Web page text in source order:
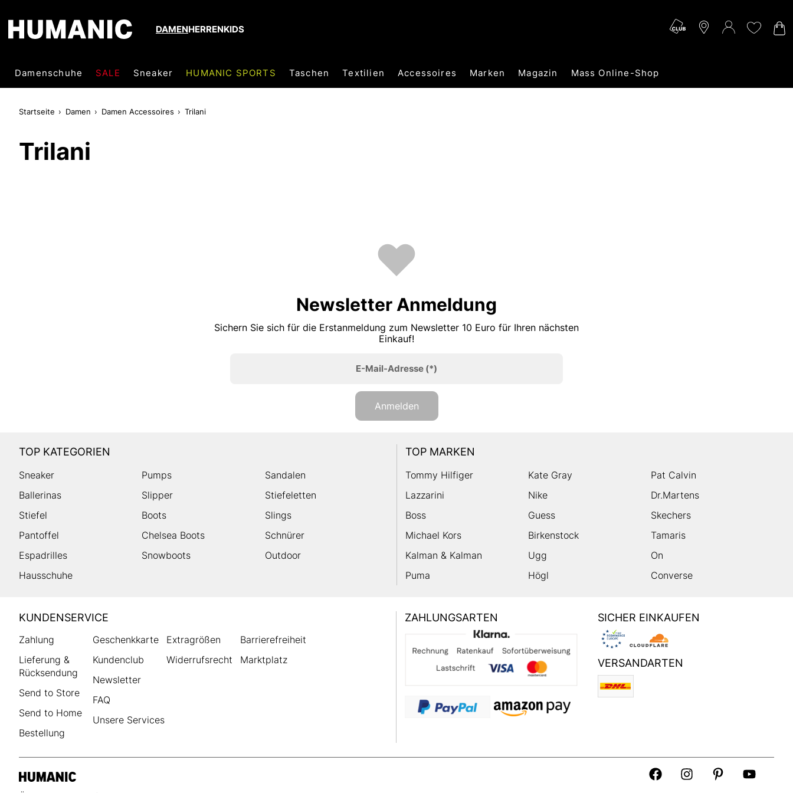
DAMENHERRENKIDS
Damenschuhe SALE Sneaker HUMANIC SPORTS Taschen Textilien Accessoires Marken Magazin Mass Online-Shop
Startseite Damen Damen Accessoires Trilani
Trilani
Newsletter Anmeldung
Sichern Sie sich für die Erstanmeldung zum Newsletter 10 Euro für Ihren nächsten
Einkauf!
E-Mail-Adresse(*)
Anmelden
TOP KATEGORIEN
Sneaker Pumps
Sandalen
Ballerinas
Slipper
Stiefeletten
Stiefel
Boots
Slings
Pantoffel
Chelsea Boots
Schnürer
Espadrilles
Snowboots
Outdoor
Hausschuhe
TOP MARKEN
Tommy Hilfiger Kate Gray
Pat Calvin
Lazzarini
Nike
Dr.Martens
Boss
Guess
Skechers
Michael Kors
Birkenstock
Tamaris
Kalman & Kalman
Ugg
On
Puma
Högl Converse
HUMANIC
Footer
KUNDENSERVICE
Zahlung
Lieferung &
Rücksendung
Send to Store
Send to Home
Bestellung
Geschenkkarte
Kundenclub
Newsletter
FAQ
Unsere Services
Extragrößen
Widerrufsrecht
Barrierefreiheit
Marktplatz
ZAHLUNGSARTEN SICHER EINKAUFEN
VERSANDARTEN